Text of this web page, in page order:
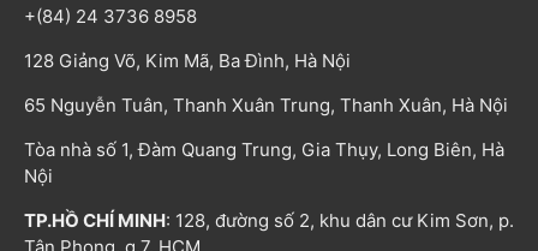
+(84) 24 3736 8958
128 Giảng Võ, Kim Mã, Ba Đình, Hà Nội
65 Nguyễn Tuân, Thanh Xuân Trung, Thanh Xuân, Hà Nội
Tòa nhà số 1, Đàm Quang Trung, Gia Thụy, Long Biên, Hà
Nội
TP.HỒ CHÍ MINH: 128, đường số 2, khu dân cư Kim Sơn, p.